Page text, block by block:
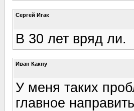
Сергей Игак
В 30 лет вряд ли.
Иван Какну
У меня таких
главное